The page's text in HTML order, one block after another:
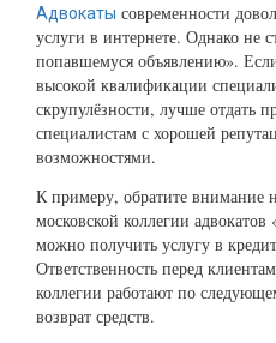
Адвокаты современности
услуги в интернете. Однако не
попавшемуся объявлению». Если
высокой квалификации
скрупулёзности, лучше отдать
специалистам с хорошей
возможностями.
К примеру, обратите внимание
московской коллегии
можно получить услугу в
Ответственность перед
коллегии работают по
возврат средств.